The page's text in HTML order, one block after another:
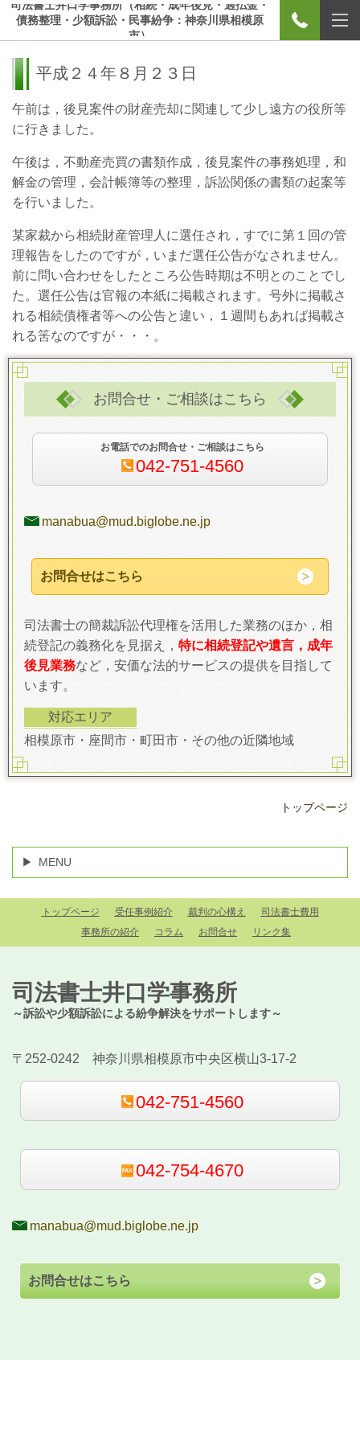
司法書士井口学事務所（相続・成年後見・過払金・
債務整理・少額訴訟・民事紛争：神奈川県相模原
市）
平成２４年８月２３日
午前は，後見案件の財産売却に関連して少し遠方の役所等
に行きました。
午後は，不動産売買の書類作成，後見案件の事務処理，和
解金の管理，会計帳簿等の整理，訴訟関係の書類の起案等
を行いました。
某家裁から相続財産管理人に選任され，すでに第１回の管
理報告をしたのですが，いまだ選任公告がなされません。
前に問い合わせをしたところ公告時期は不明とのことでし
た。選任公告は官報の本紙に掲載されます。号外に掲載さ
れる相続債権者等への公告と違い，１週間もあれば掲載さ
れる筈なのですが・・・。
お問合せ・ご相談はこちら
お電話でのお問合せ・ご相談はこちら
042-751-4560
manabua@mud.biglobe.ne.jp
お問合せはこちら
司法書士の簡裁訴訟代理権を活用した業務のほか，相
続登記の義務化を見据え， 特に相続登記や遺言，成年
後見業務など，安価な法的サービスの提供を目指して
います。
対応エリア
相模原市・座間市・町田市・その他の近隣地域
トップページ
MENU
トップページ 受任事例紹介 裁判の心構え
司法書士費用
事務所の紹介
コラム お問合せ リンク集
司法書士井口学事務所
～訴訟や少額訴訟による紛争解決をサポートします～
〒252-0242 神奈川県相模原市中央区横山3-17-2
042-751-4560
042-754-4670
manabua@mud.biglobe.ne.jp
お問合せはこちら